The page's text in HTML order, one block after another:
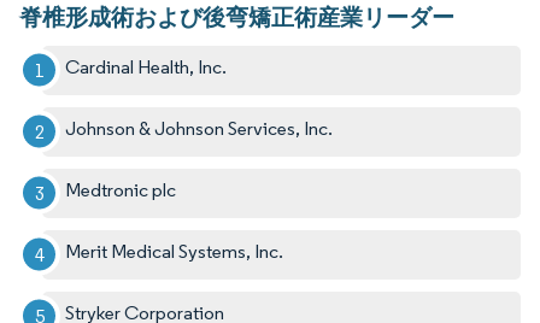
脊椎形成術および後弯矯正術産業リーダー
Cardinal Health, Inc.
Johnson & Johnson Services, Inc.
Medtronic plc
Merit Medical Systems, Inc.
Stryker Corporation